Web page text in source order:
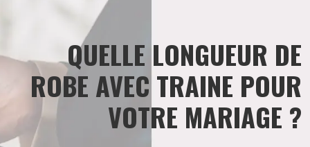
QUELLE LONGUEUR DE
ROBE AVEC TRAINE POUR
VOTRE MARIAGE ?